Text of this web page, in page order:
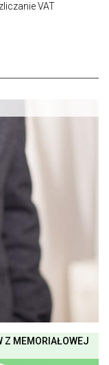
VAT
Z MEMORIAŁOWEJ